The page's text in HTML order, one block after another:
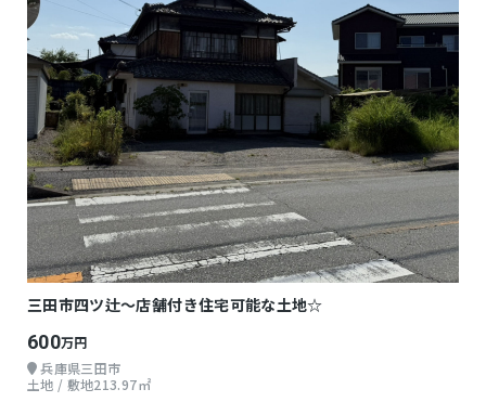
三田市四ツ辻～店舗付き住宅可能な土地☆
600万円
兵庫県三田市
土地 / 敷地213.97㎡